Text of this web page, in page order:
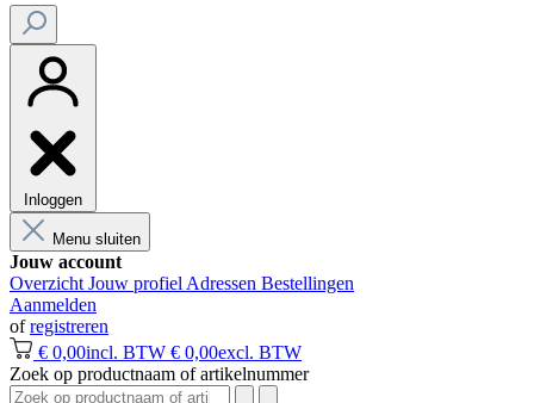
Inloggen
Menu sluiten
Jouw account
Overzicht Jouw profiel Adressen Bestellingen
Aanmelden
ofregistreren
€ 0,00incl. BTW € 0,00excl. BTW
Zoek op productnaam of artikelnummer